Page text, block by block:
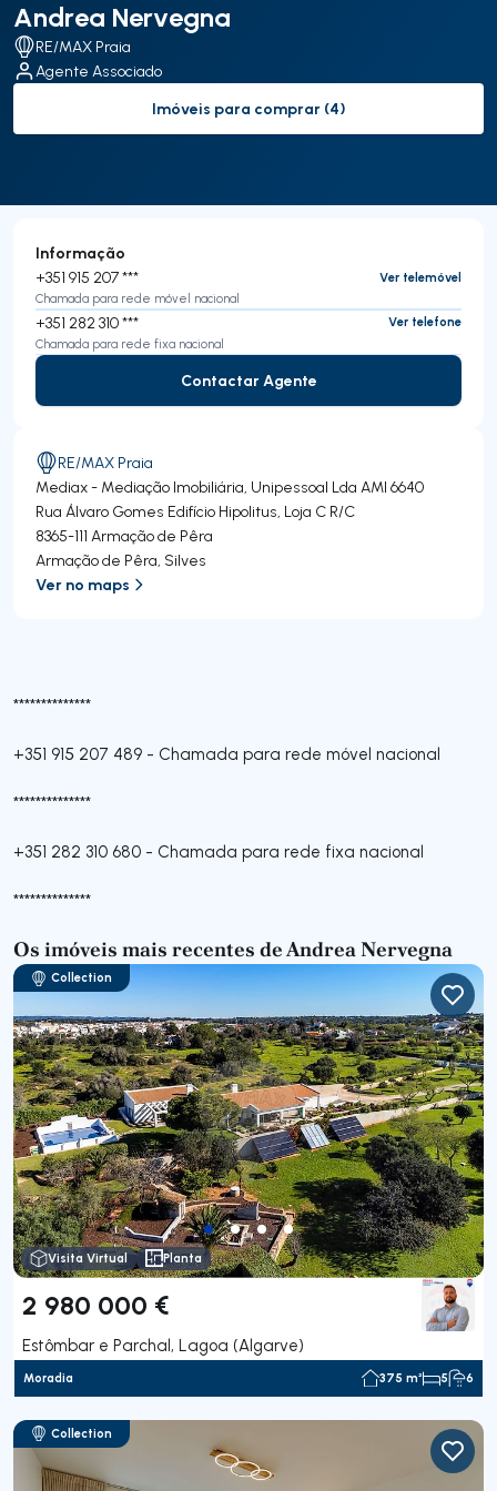
Andrea Nervegna
RE/MAX Praia
Agente Associado
to-buy-listing
Imóveis para comprar (4)
**************
+351 915 207 489 - Chamada para rede móvel nacional
**************
+351 282 310 680 - Chamada para rede fixa nacional
**************
Os imóveis mais recentes de Andrea Nervegna
Collection
Visita Virtual Planta
2 980 000 €
Estômbar e Parchal, Lagoa (Algarve)
Moradia 375 m² 5 6
Collection
Informação
+351 915 207 ***
Ver telemóvel
Chamada para rede móvel nacional
+351 282 310 ***
Ver telefone
Chamada para rede fixa nacional
Contactar Agente
Contactar Agente
RE/MAX Praia
Mediax - Mediação Imobiliária, Unipessoal Lda AMI 6640
Rua Álvaro Gomes Edifício Hipolitus, Loja C R/C
8365-111 Armação de Pêra
Armação de Pêra, Silves
Ver no maps